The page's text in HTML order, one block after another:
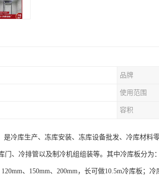
品牌
使用范围
容积
是冷库生产、冻库安装、冻库设备批发、冷库材料
、冷排管以及制冷机组组装等。其中冷库板分为
、150mm、200mm，长可做10.5m冷库板；